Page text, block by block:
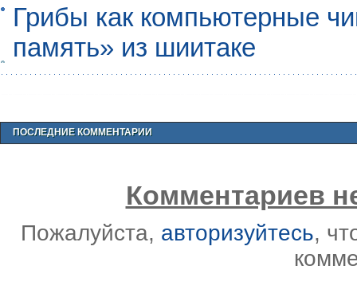
Грибы как компьютерные
память» из шиитаке
ПОСЛЕДНИЕ КОММЕНТАРИИ
Комментариев
Пожалуйста, авторизуйтесь,